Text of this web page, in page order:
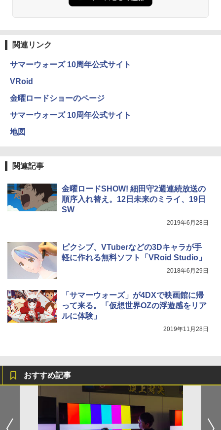
関連リンク
サマーウォーズ 10周年公式サイト
VRoid
金曜ロードショーのページ
サマーウォーズ 10周年公式サイト
地図
関連記事
金曜ロードSHOW! 細田守2週連続放送の
順序入れ替え。12日未来のミライ、19日
SW
2019年6月28日
ピクシブ、VTuberなどの3Dキャラが手
軽に作れる無料ソフト「VRoid Studio」
2018年6月29日
「サマーウォーズ」が4DXで映画館に帰
って来る。「仮想世界OZの浮遊感をリア
ルに体験」
2019年11月28日
おすすめ記事